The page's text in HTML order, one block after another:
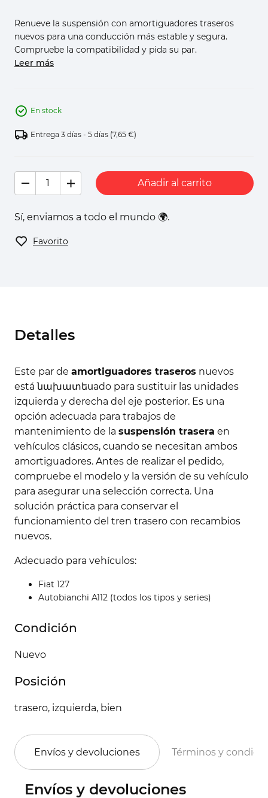
Renueve la suspensión con amortiguadores traseros
nuevos para una conducción más estable y segura.
Compruebe la compatibilidad y pida su par.
Leer más
En stock
Entrega 3 días - 5 días (7,65 €)
Añadir al carrito
Sí, enviamos a todo el mundo 🌍.
Favorito
Detalles
Este par de amortiguadores traseros nuevos
está նախատեսado para sustituir las unidades
izquierda y derecha del eje posterior. Es una
opción adecuada para trabajos de
mantenimiento de la suspensión trasera en
vehículos clásicos, cuando se necesitan ambos
amortiguadores. Antes de realizar el pedido,
compruebe el modelo y la versión de su vehículo
para asegurar una selección correcta. Una
solución práctica para conservar el
funcionamiento del tren trasero con recambios
nuevos.
Adecuado para vehículos:
Fiat 127
Autobianchi A112 (todos los tipos y series)
Condición
Nuevo
Posición
trasero, izquierda, bien
Envíos y devoluciones Términos y
Envíos y devoluciones